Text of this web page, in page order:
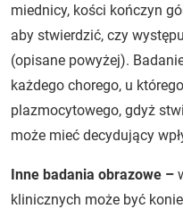
miednicy, kości kończyn
aby stwierdzić, czy
(opisane powyżej).
każdego chorego, u
plazmocytowego, gdyż
może mieć decydujący
Inne badania obrazowe –
klinicznych może być